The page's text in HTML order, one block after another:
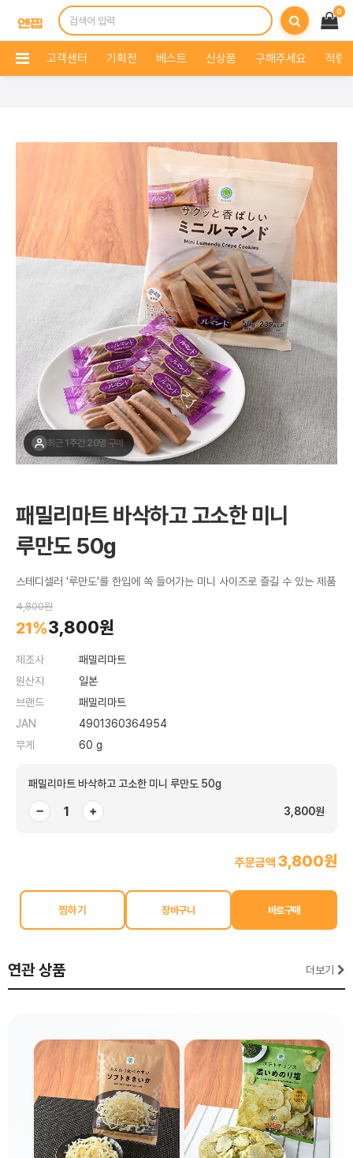
0
고객센터 기획전 베스트 신상품 구해주세요 적립
최근 1주간 20명 구매
패밀리마트 바삭하고 고소한 미니
루만도 50g
스테디셀러 '루만도'를 한입에 쏙 들어가는 미니 사이즈로 즐길 수 있는 제품
4,800원
21%3,800원
제조사
패밀리마트
원산지
일본
브랜드
패밀리마트
JAN
4901360364954
무게
60 g
패밀리마트 바삭하고 고소한 미니 루만도 50g
− + 3,800원
주문금액 3,800원
찜하기
연관 상품 더보기